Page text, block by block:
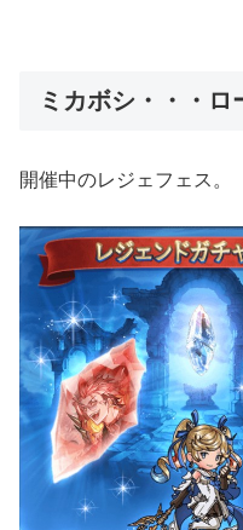
ミカボシ・・・ロ
開催中のレジェフェス。